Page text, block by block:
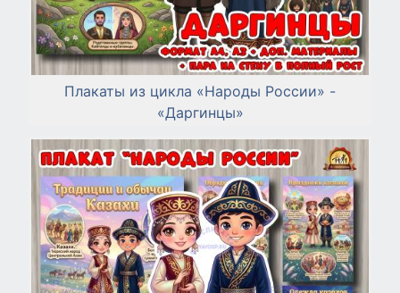
Плакаты из цикла «Народы России» -
«Даргинцы»